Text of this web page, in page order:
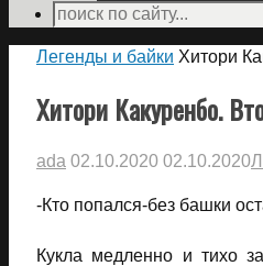
Search
Home
Легенды и байки Хитори
Хитори Какуренбо.
ada 02.10.2020 02.10.2020
-Кто попался-без башки
Кукла медленно и тихо